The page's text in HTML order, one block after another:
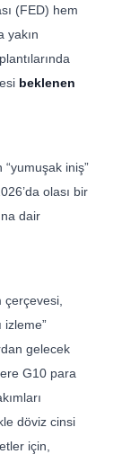
(FED) hem
yakın
beklenen
“yumuşak iniş”
olası bir
dair
çerçevesi,
izleme”
gelecek
G10 para
döviz cinsi
için,